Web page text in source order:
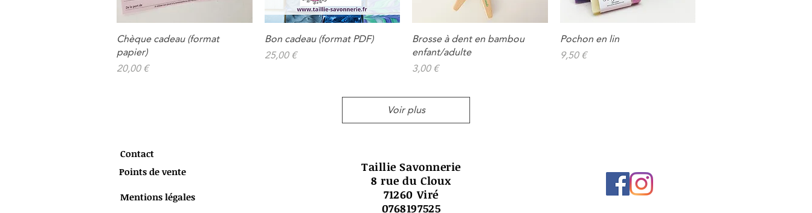
Aperçu rapide
Chèque cadeau (format
papier)
Prix
20,00 €
Aperçu rapide
Bon cadeau (format PDF)
Prix
25,00 €
Aperçu rapide
Brosse à dent en bambou
enfant/adulte
Prix
3,00 €
Aperçu rapide
Pochon en lin
Prix
9,50 €
Voir plus
Contact
Points de vente
Mentions légales
Taillie Savonnerie
8 rue du Cloux
71260 Viré
0768197525